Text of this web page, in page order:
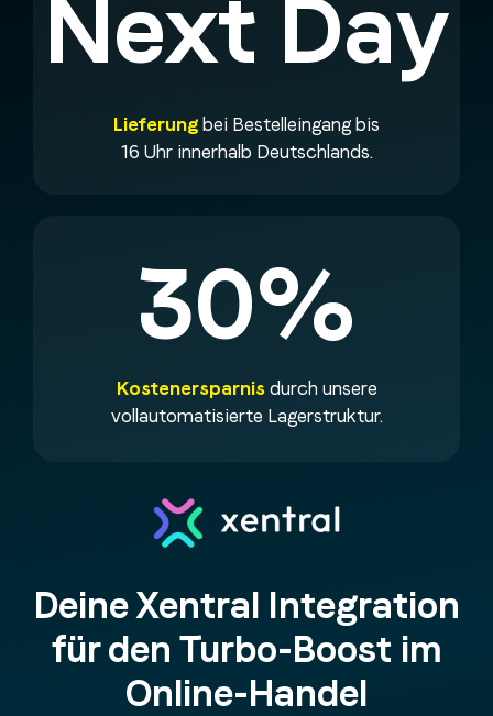
Next Day
Lieferung bei Bestelleingang bis
16 Uhr innerhalb Deutschlands.
30%
Kostenersparnisdurch unsere
vollautomatisierte Lagerstruktur.
Deine Xentral Integration
für den Turbo-Boost im
Online-Handel